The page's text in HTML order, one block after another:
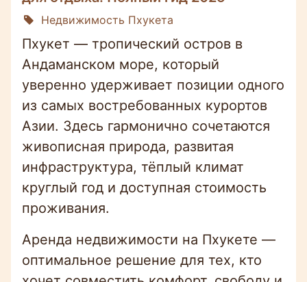
Недвижимость Пхукета
Пхукет — тропический остров в
Андаманском море, который
уверенно удерживает позиции одного
из самых востребованных курортов
Азии. Здесь гармонично сочетаются
живописная природа, развитая
инфраструктура, тёплый климат
круглый год и доступная стоимость
проживания.
Аренда недвижимости на Пхукете —
оптимальное решение для тех, кто